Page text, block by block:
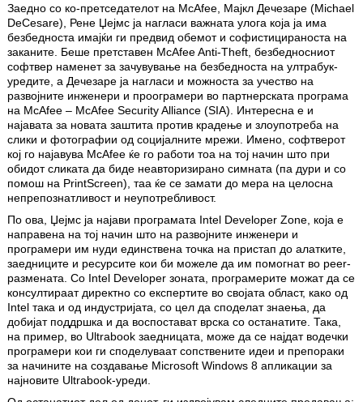
Заедно со ко-претседателот на McAfee, Мајкл Дечезаре (Michael
DeCesare), Рене Џејмс ја нагласи важната улога која ја има
безбедноста имајќи ги предвид обемот и софистицираноста на
заканите. Беше претставен McAfee Anti-Theft, безбедносниот
софтвер наменет за зачувување на безбедноста на ултрабук-
уредите, а Дечезаре ја нагласи и можноста за учество на
развојните инженери и проограмери во партнерската програма
на McAfee – McAfee Security Alliance (SIA). Интересна е и
најавата за новата заштита против крадење и злоупотреба на
слики и фотографии од социјалните мрежи. Имено, софтверот
кој го најавува McAfee ќе го работи тоа на тој начин што при
обидот сликата да биде неавторизирано симната (па дури и со
помош на PrintScreen), таа ќе се замати до мера на целосна
непрепознатливост и неупотребливост.
По ова, Џејмс ја најави програмата Intel Developer Zone, која е
направена на тој начин што на развојните инженери и
програмери им нуди единствена точка на пристап до алатките,
заедниците и ресурситe кои би можеле да им помогнат во peer-
размената. Со Intel Developer зоната, програмерите можат да се
консултираат директно со експертите во својата област, како од
Intel така и од индустријата, со цел да споделат знаења, да
добијат поддршка и да воспостават врска со останатите. Така,
на пример, во Ultrabook заедницата, може да се најдат водечки
програмери кои ги споделуваат сопствените идеи и препораки
за начините на создавање Microsoft Windows 8 апликации за
најновите Ultrabook-уреди.